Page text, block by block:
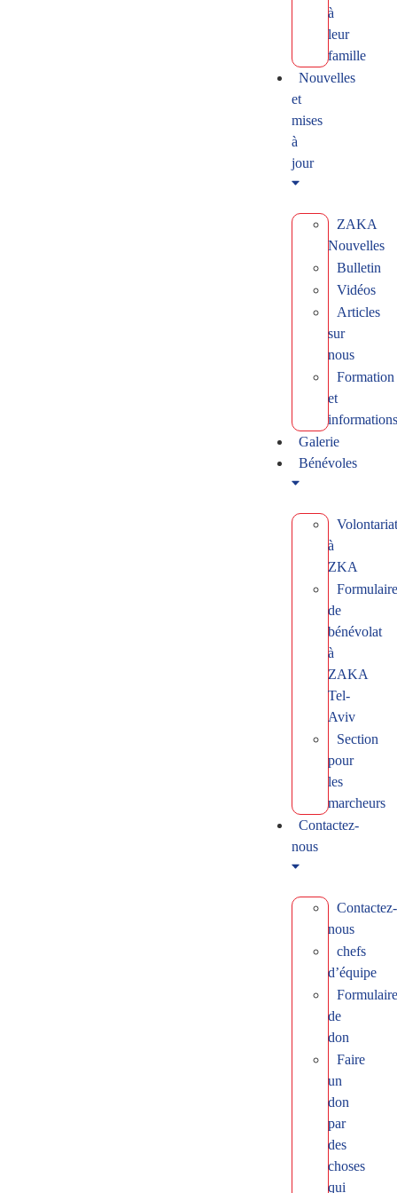
à
leur
famille
Nouvelles
et
mises
à
jour
ZAKA
Nouvelles
Bulletin
Vidéos
Articles
sur
nous
Formation
et
informations
Galerie
Bénévoles
Volontariat
à
ZKA
Formulaire
de
bénévolat
à
ZAKA
Tel-
Aviv
Section
pour
les
marcheurs
Contactez-
nous
Contactez-
nous
chefs
d’équipe
Formulaire
de
don
Faire
un
don
par
des
choses
qui